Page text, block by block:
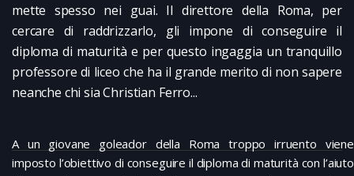
mette spesso nei guai. Il direttore della Roma, per
cercare di raddrizzarlo, gli impone di conseguire il
diploma di maturità e per questo ingaggia un tranquillo
professore di liceo che ha il grande merito di non sapere
neanche chi sia Christian Ferro...
A un giovane goleador della Roma troppo irruento viene
imposto l’obiettivo di conseguire il diploma di maturità con l’aiuto